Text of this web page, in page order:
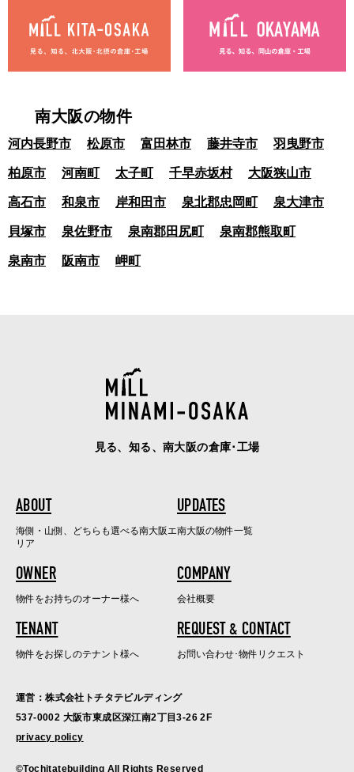
南大阪の物件
河内長野市 松原市 富田林市 藤井寺市 羽曳野市
柏原市 河南町 太子町 千早赤坂村 大阪狭山市
高石市 和泉市 岸和田市 泉北郡忠岡町 泉大津市
貝塚市 泉佐野市 泉南郡田尻町 泉南郡熊取町
泉南市 阪南市 岬町
見る、知る、南大阪の倉庫･工場
ABOUT
海側・山側、どちらも選べる南大阪エ
リア
UPDATES
南大阪の物件一覧
OWNER
物件をお持ちのオーナー様へ
COMPANY
会社概要
TENANT
物件をお探しのテナント様へ
REQUEST & CONTACT
お問い合わせ･物件リクエスト
運営：株式会社トチタテビルディング
537-0002 大阪市東成区深江南2丁目3-26 2F
privacy policy
©Tochitatebuilding All Rights Reserved